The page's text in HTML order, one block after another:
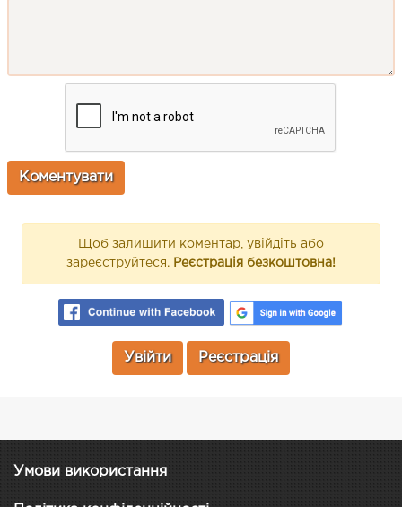
Щоб залишити коментар, увійдіть або
зареєструйтеся. Реєстрація безкоштовна!
Увійти Реєстрація
Умови використання